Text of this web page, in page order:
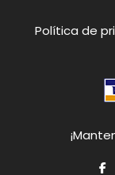
Política de